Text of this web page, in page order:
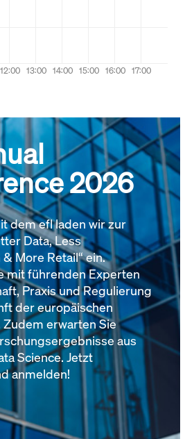
2026
dem efl laden wir zur
Data, Less
More Retail“ ein.
mit führenden Experten
Praxis und Regulierung
der europäischen
erwarten Sie
aus
Science. Jetzt
anmelden!